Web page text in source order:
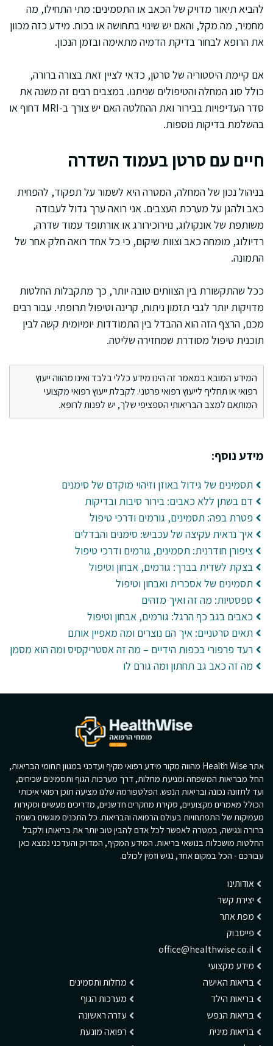
להביא תיאור מדויק של הכאב או התסמינים: מתי התחילו, מה
מחמיר, מה מקל, והאם יש שינוי בתחושה או בכוח. מידע כזה מכוון
את הרופא לבחור בדיקת הדמיה מתאימה ובזמן הנכון.
אם קיימת היסטוריה של סרטן, כדאי לציין זאת בצורה ברורה,
כולל סוג המחלה והטיפולים שניתנו. במצבים רבים זה משנה את
סדר העדיפויות בבירור ואת ההחלטה האם יש צורך ב-MRI דחוף או
בהשלמת בדיקות נוספות.
חיים עם סרטן בעמוד השדרה
בניהול נכון של המחלה, המטרה היא לשמור על תפקוד, להפחית
כאב ולהגן על מערכת העצבים. אני רואה ערך גדול לעבודה
משותפת של אונקולוג, נוירוכירורג או אורתופד עמוד שדרה,
רדיולוג, מומחה כאב וצוות שיקום, כי כל אחד רואה חלק אחר של
התמונה.
ככל שהתקשורת בין הצוותים טובה יותר, כך מתקבלות החלטות
מדויקות יותר לגבי תזמון ניתוח, קרינה וטיפול תרופתי. עבור רבים
מכם, הרצף הזה הוא ההבדל בין התמודדות יומיומית קשה לבין
תוכנית טיפול מסודרת שמחזירה שליטה.
המידע המובא במאמר זה הינו מידע כללי בלבד ואינו מהווה ייעוץ
רפואי או תחליף לייעוץ רפואי פרטני. לקבלת ייעוץ רפואי מקצועי
המותאם למצב הבריאותי הספציפי שלך, יש לפנות לרופא.
מידע נוסף:
תסמינים של גידול באוזן וזיהוי מוקדם של סימנים
דם בשתן ללא כאבים: בירור סיבות ובדיקות
פטרת בפה: תסמינים, גורמים ודרכי טיפול
איך נראית עקיצה של עכביש: סימנים והבדלים
ציפורן חודרנית: תסמינים, גורמים ודרכי טיפול
בצקת לשדית בברך: גורמים, אבחון וטיפול
תסמינים של אסכרית ואבחון וטיפול
ספסטיות: מה זה ואיך מזהים
כאבים בגב כף הרגל: גורמים, אבחון וטיפול
תאים סרטניים: איך הם נוצרים ומה מאפיין אותם
רעד פרפורי בכפות הידיים – מה זה אסטריקסיס ומה הוא מסמן
מה זה כאב גב תחתון ומה גורם לו
אתר Health Wise מהווה מקור מידע רפואי מקיף ועדכני במגוון תחומי הבריאות,
החל מבריאות המשפחה ומניעת מחלות, דרך מערכות הגוף ותסמינים שכיחים,
ועד לתזונה נכונה ובריאות הנפש. הפלטפורמה שלנו מציעה תוכן רפואי איכותי
הכולל מאמרים מקצועיים, סקירת מחקרים חדשניים, מדריכים מעשיים וסקירות
מעמיקות של התפתחויות בעולם הרפואה והבריאות. כל התכנים מוגשים בשפה
ברורה ונגישה, במטרה לאפשר לכל אדם להבין טוב יותר את בריאותו ולקבל
החלטות מושכלות בנושאי בריאות. המידע המקיף, המדויק והעדכני נמצא כאן
עבורכם - הכל במקום אחד, נגיש וזמין לכולם.
אודותינו
יצירת קשר
מפת אתר
פייסבוק
office@healthwise.co.il
מידע מקצועי
בריאות האישה
בריאות הילד
בריאות הנפש
בריאות מינית
מחלות ותסמינים
מערכות הגוף
עזרה ראשונה
רפואה מונעת